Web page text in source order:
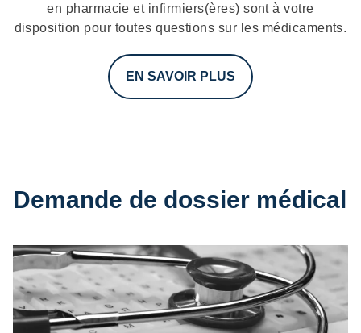
en pharmacie et infirmiers(ères) sont à votre
disposition pour toutes questions sur les médicaments.
EN SAVOIR PLUS
Demande de dossier médical